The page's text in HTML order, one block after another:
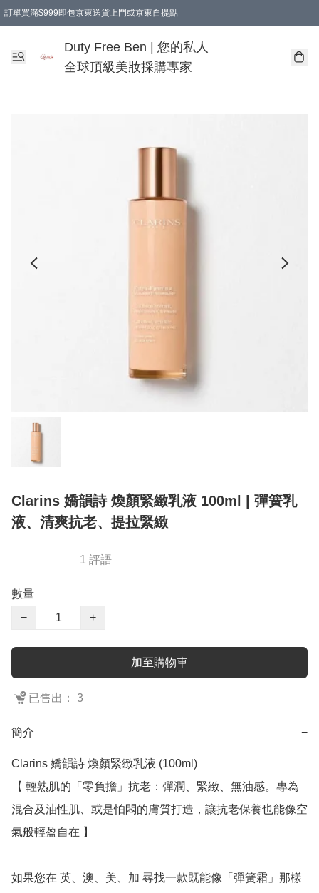
訂單買滿$999即包京東送貨上門或京東自提點
Duty Free Ben | 您的私人
全球頂級美妝採購專家
Clarins 嬌韻詩 煥顏緊緻乳液 100ml | 彈簧乳
液、清爽抗老、提拉緊緻
1 評語
數量
−
+
加至購物車
已售出： 3
簡介 −
Clarins 嬌韻詩 煥顏緊緻乳液 (100ml)
【 輕熟肌的「零負擔」抗老：彈潤、緊緻、無油感。專為
混合及油性肌、或是怕悶的膚質打造，讓抗老保養也能像空
氣般輕盈自在 】
如果您在 英、澳、美、加 尋找一款既能像「彈簧霜」那樣